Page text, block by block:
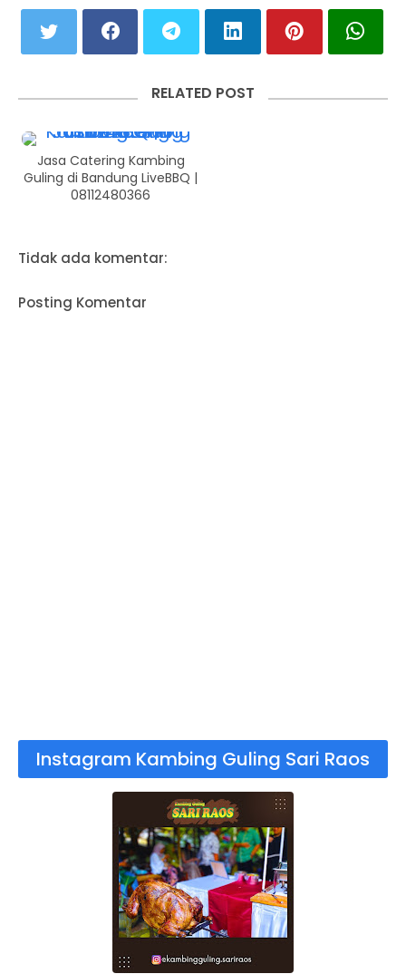
RELATED POST
Jasa Catering Kambing
Guling di Bandung LiveBBQ |
08112480366
Tidak ada komentar:
Posting Komentar
Instagram Kambing Guling Sari Raos